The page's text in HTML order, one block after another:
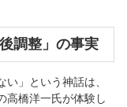
調整」の事実
い」という神話は、
高橋洋一氏が体験し